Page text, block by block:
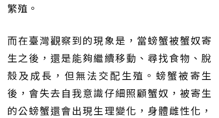
繁殖。
而在臺灣觀察到的現象是，當螃蟹被蟹奴寄
生之後，還是能夠繼續移動、尋找食物、脫
殼及成長，但無法交配生殖。螃蟹被寄生
後，會失去自我意識仔細照顧蟹奴，被寄生
的公螃蟹還會出現生理變化，身體雌性化，